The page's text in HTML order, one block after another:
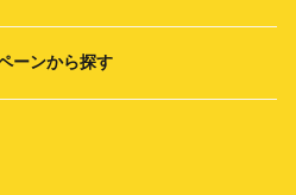
ーンから探す